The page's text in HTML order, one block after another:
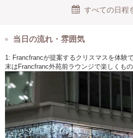
すべての日程
当日の流れ・雰囲気
1: Francfrancが提案するクリスマスを体験
末はFrancfranc外苑前ラウンジで楽しくも